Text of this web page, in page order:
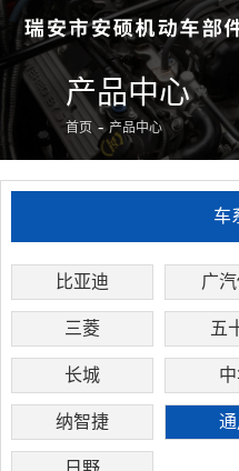
产品中心
首页 - 产品中心
车
比亚迪 广
三菱 五
长城
纳智捷 通